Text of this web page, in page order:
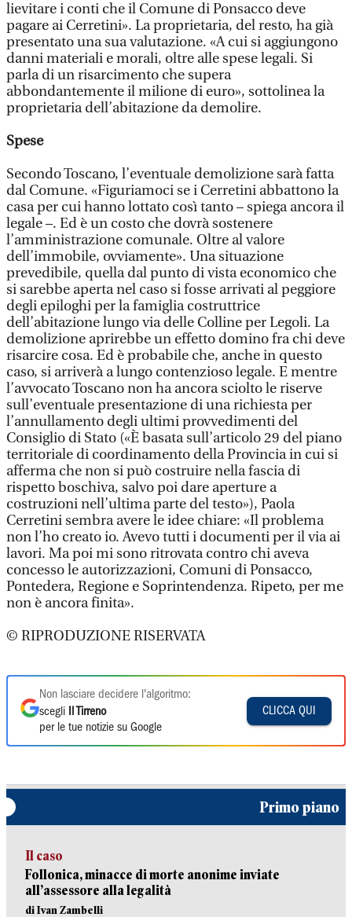
lievitare i conti che il Comune di Ponsacco deve
pagare ai Cerretini». La proprietaria, del resto, ha già
presentato una sua valutazione. «A cui si aggiungono
danni materiali e morali, oltre alle spese legali. Si
parla di un risarcimento che supera
abbondantemente il milione di euro», sottolinea la
proprietaria dell’abitazione da demolire.
Spese
Secondo Toscano, l’eventuale demolizione sarà fatta
dal Comune. «Figuriamoci se i Cerretini abbattono la
casa per cui hanno lottato così tanto – spiega ancora il
legale –. Ed è un costo che dovrà sostenere
l’amministrazione comunale. Oltre al valore
dell’immobile, ovviamente». Una situazione
prevedibile, quella dal punto di vista economico che
si sarebbe aperta nel caso si fosse arrivati al peggiore
degli epiloghi per la famiglia costruttrice
dell’abitazione lungo via delle Colline per Legoli. La
demolizione aprirebbe un effetto domino fra chi deve
risarcire cosa. Ed è probabile che, anche in questo
caso, si arriverà a lungo contenzioso legale. E mentre
l’avvocato Toscano non ha ancora sciolto le riserve
sull’eventuale presentazione di una richiesta per
l’annullamento degli ultimi provvedimenti del
Consiglio di Stato («È basata sull’articolo 29 del piano
territoriale di coordinamento della Provincia in cui si
afferma che non si può costruire nella fascia di
rispetto boschiva, salvo poi dare aperture a
costruzioni nell’ultima parte del testo»), Paola
Cerretini sembra avere le idee chiare: «Il problema
non l’ho creato io. Avevo tutti i documenti per il via ai
lavori. Ma poi mi sono ritrovata contro chi aveva
concesso le autorizzazioni, Comuni di Ponsacco,
Pontedera, Regione e Soprintendenza. Ripeto, per me
non è ancora finita».
© RIPRODUZIONE RISERVATA
Non lasciare decidere l'algoritmo:
scegli
Il Tirreno
per le tue notizie su Google
CLICCA QUI
Primo piano
Il caso
Follonica, minacce di morte anonime inviate
all’assessore alla legalità
di Ivan Zambelli